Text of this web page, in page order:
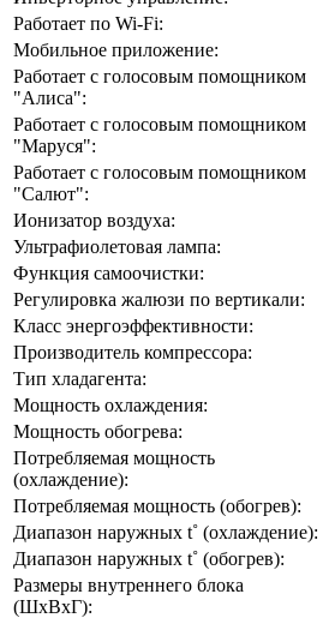
Работает по Wi-Fi:
Мобильное приложение:
Работает с голосовым помощником
"Алиса":
Работает с голосовым помощником
"Маруся":
Работает с голосовым помощником
"Салют":
Ионизатор воздуха:
Ультрафиолетовая лампа:
Функция самоочистки:
Регулировка жалюзи по вертикали:
Класс энергоэффективности:
Производитель компрессора:
Тип хладагента:
Мощность охлаждения:
Мощность обогрева:
Потребляемая мощность
(охлаждение):
Потребляемая мощность (обогрев):
Диапазон наружных t˚ (охлаждение):
Диапазон наружных t˚ (обогрев):
Размеры внутреннего блока
(ШхВхГ):